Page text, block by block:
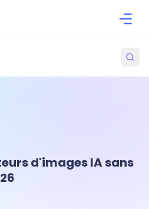
d'images IA sans